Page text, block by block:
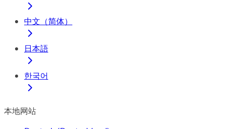
中文（简体）
日本語
한국어
本地网站